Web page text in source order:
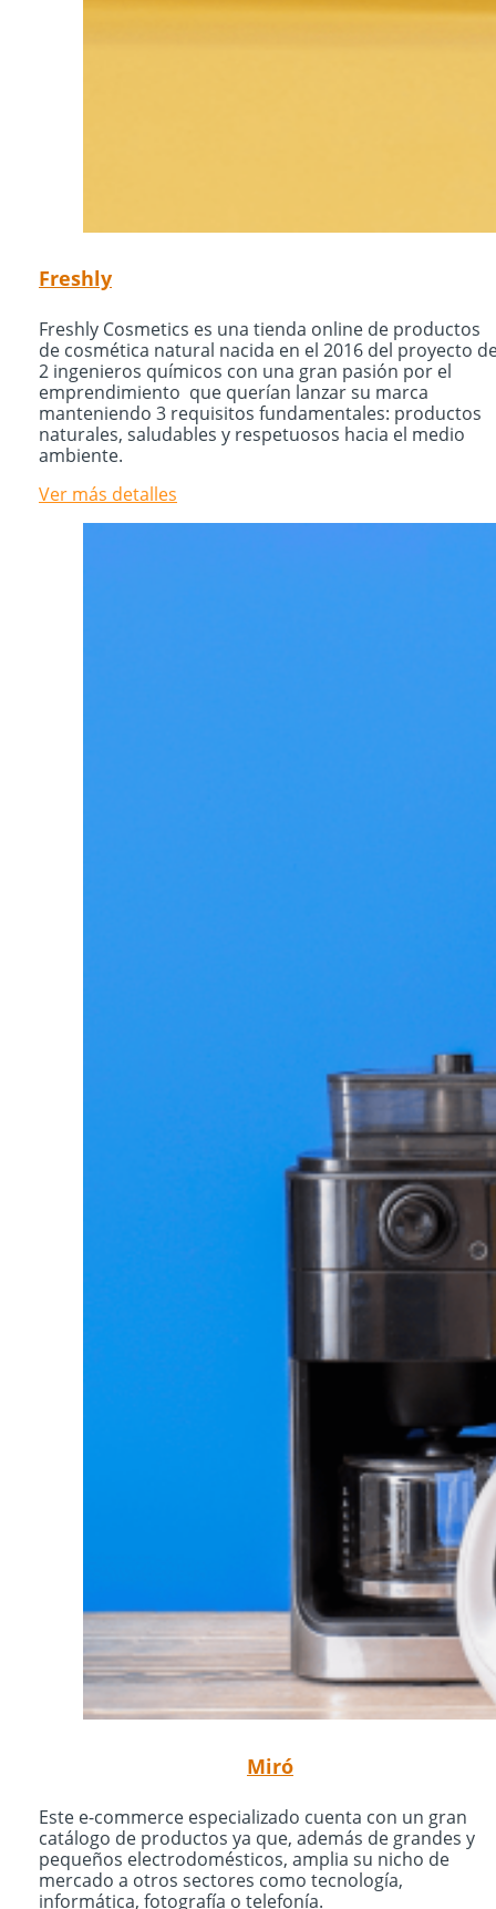
Freshly
Freshly Cosmetics es una tienda online de productos
de cosmética natural nacida en el 2016 del proyecto
2 ingenieros químicos con una gran pasión por el
emprendimiento que querían lanzar su marca
manteniendo 3 requisitos fundamentales: productos
naturales, saludables y respetuosos hacia el medio
ambiente.
Ver más detalles
Miró
Este e-commerce especializado cuenta con un gran
catálogo de productos ya que, además de grandes y
pequeños electrodomésticos, amplia su nicho de
mercado a otros sectores como tecnología,
informática, fotografía o telefonía.